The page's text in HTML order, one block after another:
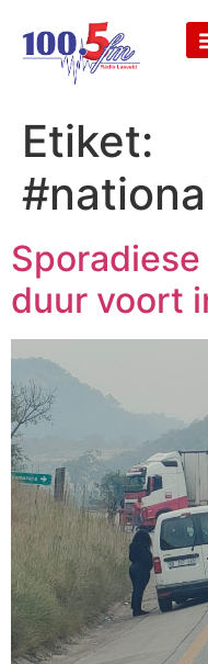
Etiket:
duur voort